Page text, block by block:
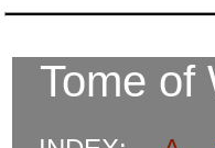
Tome of